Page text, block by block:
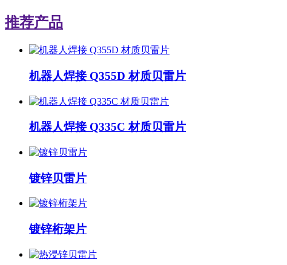
推荐产品
机器人焊接 Q355D 材质贝雷片
机器人焊接 Q335C 材质贝雷片
镀锌贝雷片
镀锌桁架片